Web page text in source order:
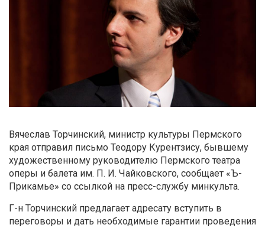
Вячеслав Торчинский, министр культуры Пермского
края отправил письмо Теодору Курентзису, бывшему
художественному руководителю Пермского театра
оперы и балета им. П. И. Чайковского, сообщает «Ъ-
Прикамье» со ссылкой на пресс-службу минкульта.
Г-н Торчинский предлагает адресату вступить в
переговоры и дать необходимые гарантии проведения